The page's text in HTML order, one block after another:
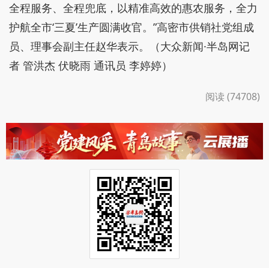
全程服务、全程兜底，以精准高效的惠农服务，全力
护航全市‘三夏’生产圆满收官。”高密市供销社党组成
员、理事会副主任赵华表示。（大众新闻·半岛网记
者 管洪杰 伏晓雨 通讯员 李婷婷）
阅读 (74708)